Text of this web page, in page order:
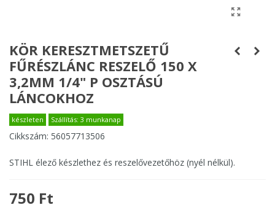
KÖR KERESZTMETSZETŰ
FŰRÉSZLÁNC RESZELŐ 150 X
3,2MM 1/4" P OSZTÁSÚ
LÁNCOKHOZ
készleten Szállítás: 3 munkanap
Cikkszám: 56057713506
STIHL élező készlethez és reszelővezetőhöz (nyél nélkül).
750 Ft